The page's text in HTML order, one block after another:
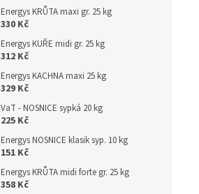
Energys KRŮTA maxi gr. 25 kg
330 Kč
Energys KUŘE midi gr. 25 kg
312 Kč
Energys KACHNA maxi 25 kg
329 Kč
VaT - NOSNICE sypká 20 kg
225 Kč
Energys NOSNICE klasik syp. 10 kg
151 Kč
Energys KRŮTA midi forte gr. 25 kg
358 Kč